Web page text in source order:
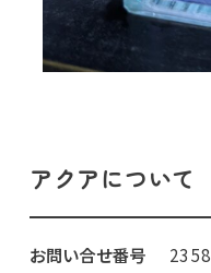
アクアについて
お問い合せ番号
2358